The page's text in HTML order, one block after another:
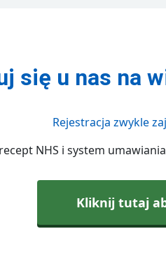
się u nas na
Rejestracja zwykle
NHS i system
Kliknij tutaj